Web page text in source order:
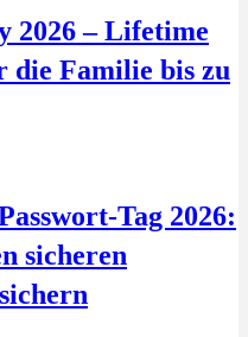
2026 – Lifetime
die Familie bis zu
Tag 2026:
sicheren